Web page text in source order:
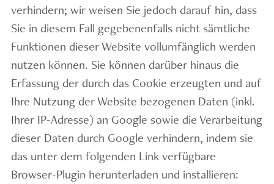
verhindern; wir weisen Sie jedoch darauf hin, dass
Sie in diesem Fall gegebenenfalls nicht sämtliche
Funktionen dieser Website vollumfänglich werden
nutzen können. Sie können darüber hinaus die
Erfassung der durch das Cookie erzeugten und auf
Ihre Nutzung der Website bezogenen Daten (inkl.
Ihrer IP-Adresse) an Google sowie die Verarbeitung
dieser Daten durch Google verhindern, indem sie
das unter dem folgenden Link verfügbare
Browser-Plugin herunterladen und installieren: